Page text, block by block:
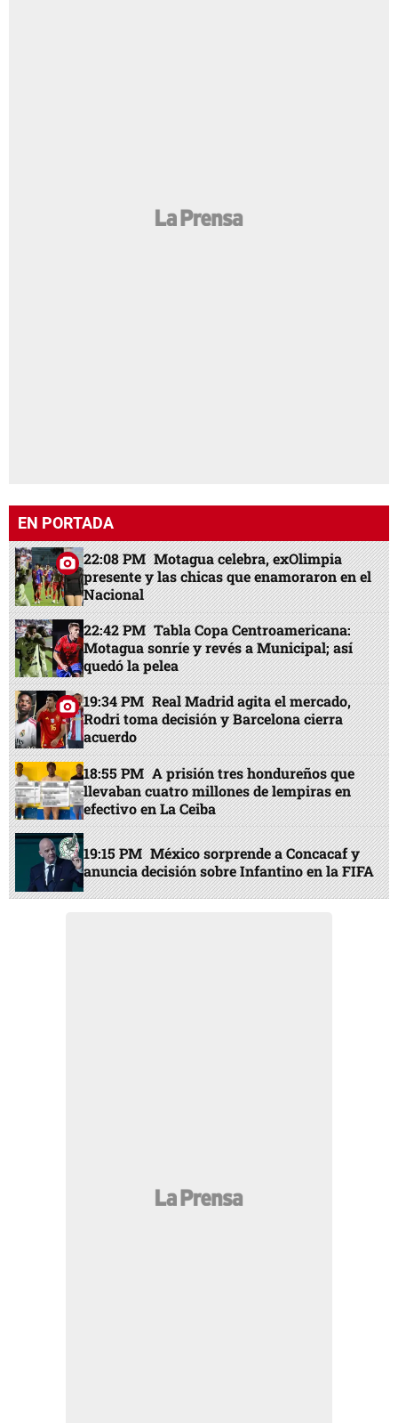
EN PORTADA
22:08 PM Motagua celebra, exOlimpia
presente y las chicas que enamoraron en el
Nacional
22:42 PM Tabla Copa Centroamericana:
Motagua sonríe y revés a Municipal; así
quedó la pelea
19:34 PM Real Madrid agita el mercado,
Rodri toma decisión y Barcelona cierra
acuerdo
18:55 PM A prisión tres hondureños que
llevaban cuatro millones de lempiras en
efectivo en La Ceiba
19:15 PM México sorprende a Concacaf y
anuncia decisión sobre Infantino en la FIFA